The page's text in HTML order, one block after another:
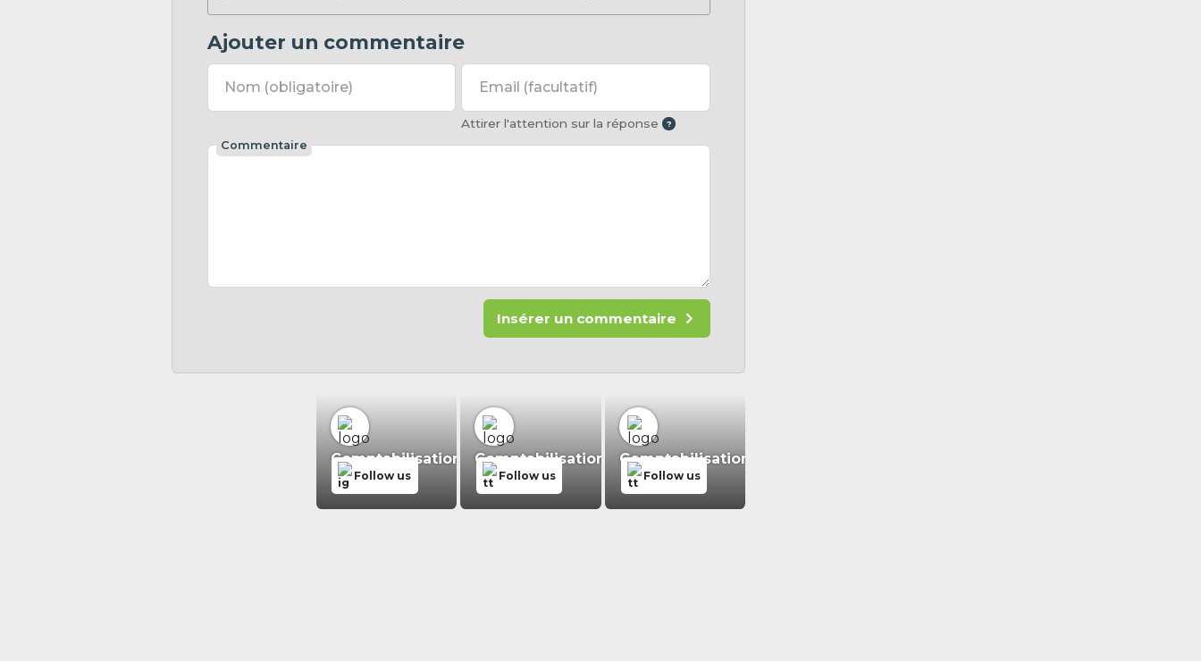
Ajouter un commentaire
Nom (obligatoire) Email (facultatif)
Attirer l'attention sur la réponse
Commentaire
Insérer un commentaire
Comptabilisation.fr
Follow us
Comptabilisation.fr
Follow us
Comptabilisation.fr
Follow us